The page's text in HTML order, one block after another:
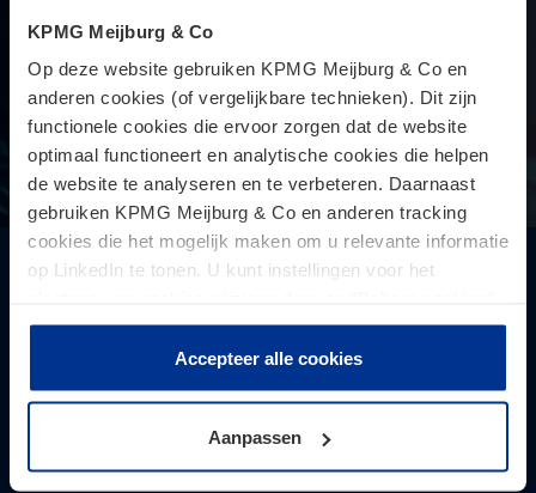
KPMG Meijburg & Co
Op deze website gebruiken KPMG Meijburg & Co en
anderen cookies (of vergelijkbare technieken). Dit zijn
functionele cookies die ervoor zorgen dat de website
optimaal functioneert en analytische cookies die helpen
de website te analyseren en te verbeteren. Daarnaast
gebruiken KPMG Meijburg & Co en anderen tracking
cookies die het mogelijk maken om u relevante informatie
op LinkedIn te tonen. U kunt instellingen voor het
te klikken. Als u op “Accepteer alle cookies” klikt, geeft u
toestemming voor het gebruik van alle cookies. Deze
toestemming kunt u altijd weer intrekken.
Accepteer alle cookies
Aanpassen
Pro Memorie 2023
belastingtarieven en premies voor 2023 vindt u
overzichtelijk samengevat in de nieuwe Pro Memorie.